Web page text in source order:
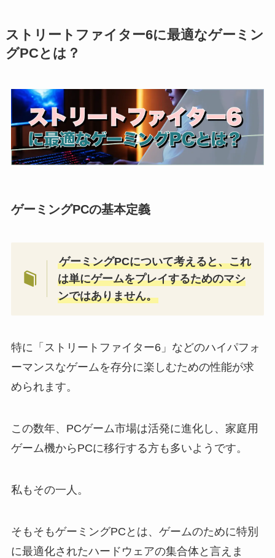
ストリートファイター6に最適なゲーミン
グPCとは？
ゲーミングPCの基本定義
ゲーミングPCについて考えると、これ
は単にゲームをプレイするためのマシ
ンではありません。
特に「ストリートファイター6」などのハイパフォ
ーマンスなゲームを存分に楽しむための性能が求
められます。
この数年、PCゲーム市場は活発に進化し、家庭用
ゲーム機からPCに移行する方も多いようです。
私もその一人。
そもそもゲーミングPCとは、ゲームのために特別
に最適化されたハードウェアの集合体と言えま